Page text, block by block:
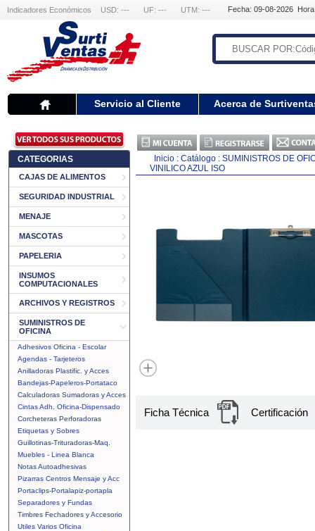
Indicadores Económicos USD: --- UF: --- UTM: --- Fecha: 09-08-2026
Servicio al Cliente Acerca de
CATEGORIAS
CAJAS DE ALIMENTOS
SEGURIDAD INDUSTRIAL
MENAJE
MASCOTAS
PAPELERIA
INSUMOS
COMPUTACIONALES
ARCHIVOS Y REGISTROS
SUMINISTROS DE
OFICINA
Adhesivos Oficina - Escolar
Agendas - Tarjeteros
Anilladoras Plastific. y Acces
Bandejas-Papeleros-Portataco
Calculadoras Sumadoras y Acces
Cintas Adh. Oficina-Dispensado
Corcheteras Perforadoras
Etiquetas y Sobres
Guillotinas-Trituradoras-Maq.
Muebles - Linea Blanca
Notas Autoadhesivas
Pizarras Centros Mensaje y Acc
Portaclips-Portalapiz-portapla
Separadores y Fundas
Timbres Fechadores y Accesorio
Utiles Varios Oficina
Inicio : Catálogo : SUMINISTROS DE
VINILICO AZUL ISO
Ficha Técnica Certificación